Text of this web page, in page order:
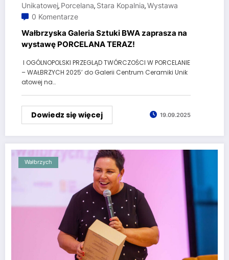
Unikatowej, Porcelana, Stara Kopalnia,Wystawa
0 Komentarze
Wałbrzyska Galeria Sztuki BWA zaprasza na
wystawę PORCELANA TERAZ!
I OGÓLNOPOLSKI PRZEGLĄD TWÓRCZOŚCI W PORCELANIE
– WAŁBRZYCH 2025’ do Galerii Centrum Ceramiki Unik
atowej na…
Dowiedz się więcej 19.09.2025
Wałbrzych